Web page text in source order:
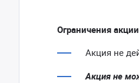
Ограничения
Акция не
Акция не